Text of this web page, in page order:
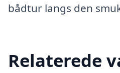
bådtur langs den
Relaterede